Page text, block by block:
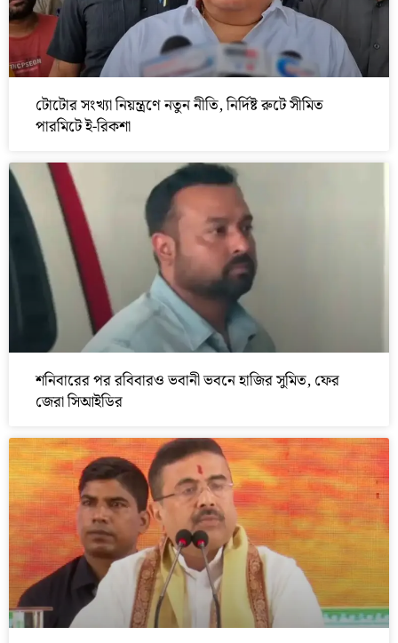
টোটোর সংখ্যা নিয়ন্ত্রণে নতুন নীতি, নির্দিষ্ট রুটে সীমিত
পারমিটে ই-রিকশা
শনিবারের পর রবিবারও ভবানী ভবনে হাজির সুমিত, ফের
জেরা সিআইডির